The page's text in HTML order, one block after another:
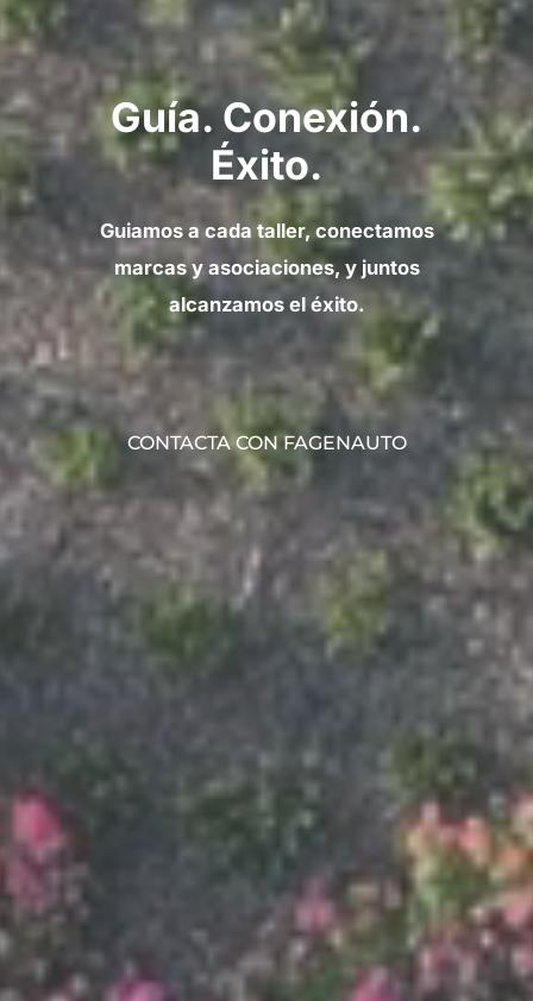
Guía. Conexión.
Éxito.
Guiamos a cada taller, conectamos
marcas y asociaciones, y juntos
alcanzamos el éxito.
CONTACTA CON FAGENAUTO